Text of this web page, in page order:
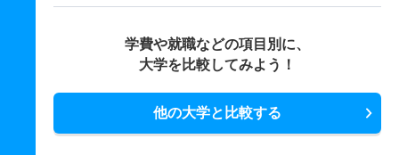
学費や就職などの項目別に、
大学を比較してみよう！
他の大学と比較する